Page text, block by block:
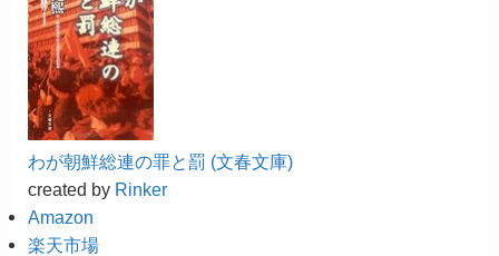
わが朝鮮総連の罪と罰 (文春文庫)
created by Rinker
Amazon
楽天市場